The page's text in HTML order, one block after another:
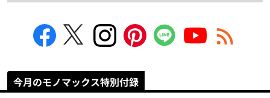
今月のモノマックス特別付録